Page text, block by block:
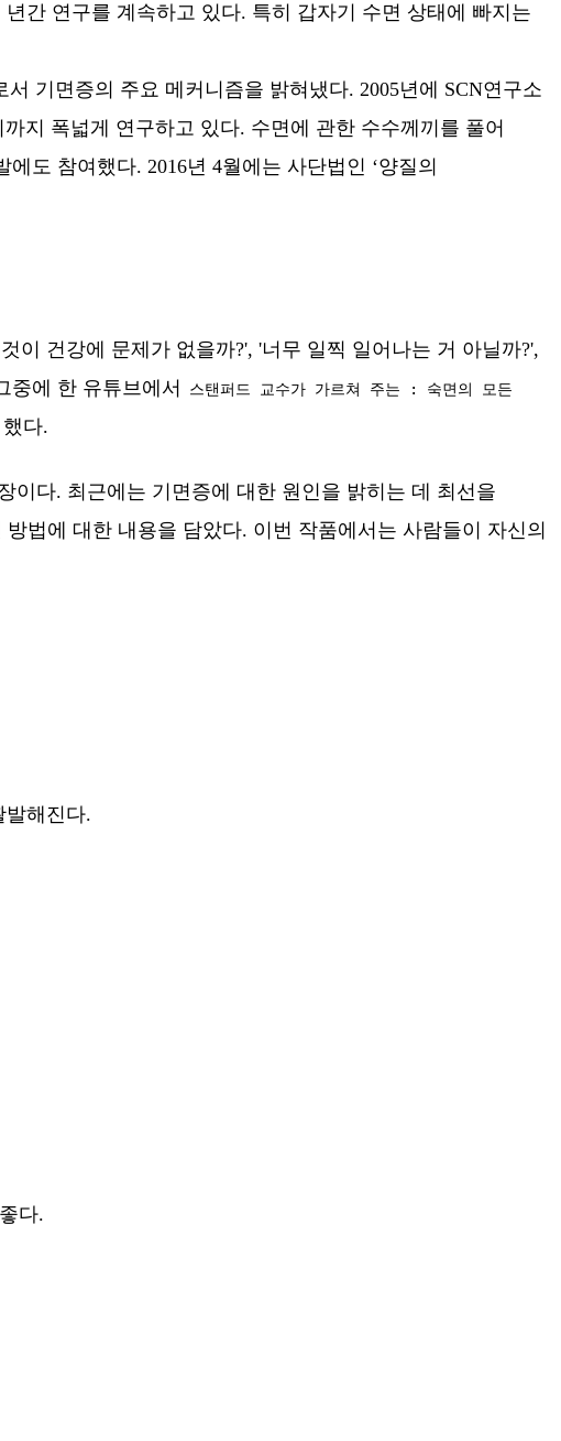
간 연구를 계속하고 있다. 특히 갑자기 수면 상태에 빠지는
기면증의 주요 메커니즘을 밝혀냈다. 2005년에 SCN연구소
지 폭넓게 연구하고 있다. 수면에 관한 수수께끼를 풀어
도 참여했다. 2016년 4월에는 사단법인 ‘양질의
이 건강에 문제가 없을까?', '너무 일찍 일어나는 거 아닐까?',
중에 한 유튜브에서
스탠퍼드 교수가 가르쳐 주는 : 숙면의 모든
다.
이다. 최근에는 기면증에 대한 원인을 밝히는 데 최선을
법에 대한 내용을 담았다. 이번 작품에서는 사람들이 자신의
발해진다.
다.